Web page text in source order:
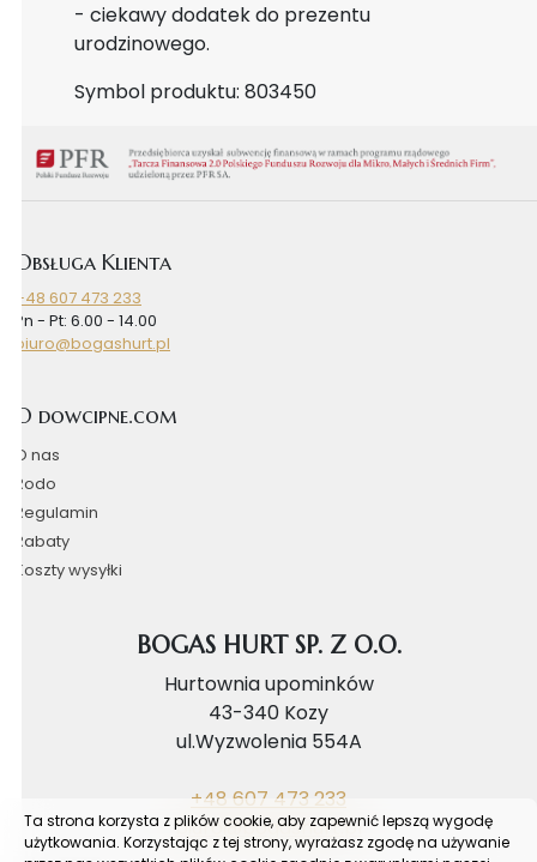
- ciekawy dodatek do prezentu
urodzinowego.
Symbol produktu: 803450
Obsługa Klienta
+48 607 473 233
Pn - Pt: 6.00 - 14.00
biuro@bogashurt.pl
O dowcipne.com
O nas
Rodo
Regulamin
Rabaty
Koszty wysyłki
BOGAS HURT SP. Z O.O.
Hurtownia upominków
43-340 Kozy
ul.Wyzwolenia 554A
+48 607 473 233
biuro@bogashurt.pl
Ta strona korzysta z plików cookie, aby zapewnić lepszą wygodę
użytkowania. Korzystając z tej strony, wyrażasz zgodę na używanie